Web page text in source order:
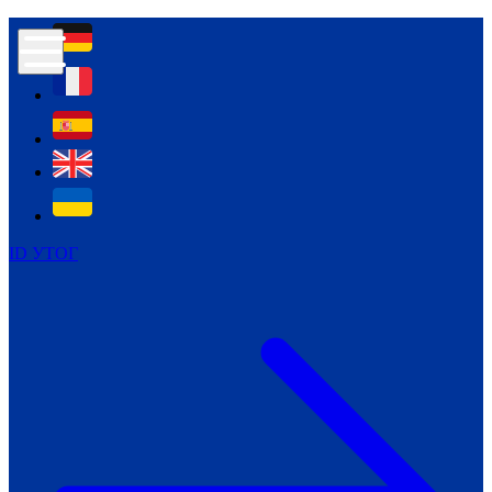
ID УТОГ
Контур психологічної безпеки глухих
Всеукраїнський пісенний
челендж «Україно, ти є!»
Молодіжний челендж «Жестова
мова для мене – це…»
Репортажі спеціальних та
інклюзивних начальних закладів